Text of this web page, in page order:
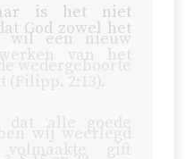
God zowel het
van het
is het niet
wil een nieuw
wedergeboorte